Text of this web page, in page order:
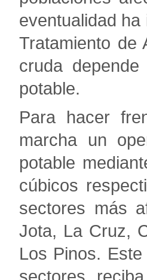
eventualidad
Tratamiento de
cruda
potable.
Para hacer
marcha un
potable
cúbicos
sectores más
Jota, La Cruz,
Los Pinos.